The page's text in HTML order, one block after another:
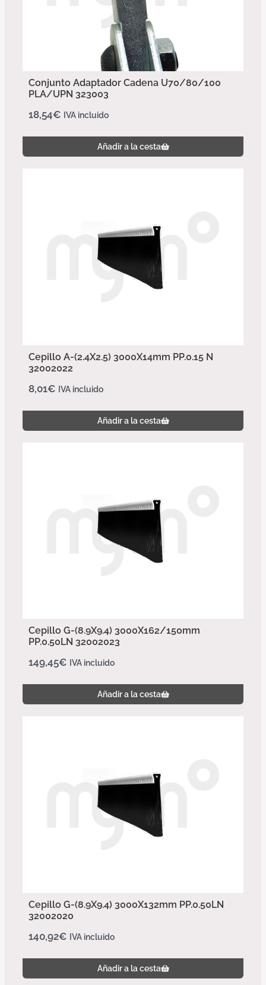
Conjunto Adaptador Cadena U70/80/100
PLA/UPN 323003
18,54€ IVA incluido
Añadir a la cesta
Cepillo A-(2.4X2.5) 3000X14mm PP.0.15 N
32002022
8,01€ IVA incluido
Añadir a la cesta
Cepillo G-(8.9X9.4) 3000X162/150mm
PP.0.50LN 32002023
149,45€ IVA incluido
Añadir a la cesta
Cepillo G-(8.9X9.4) 3000X132mm PP.0.50LN
32002020
140,92€ IVA incluido
Añadir a la cesta